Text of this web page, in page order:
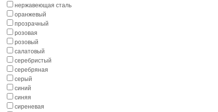
нержавеющая сталь
оранжевый
прозрачный
розовая
розовый
салатовый
серебристый
серебряная
серый
синий
синяя
сиреневая